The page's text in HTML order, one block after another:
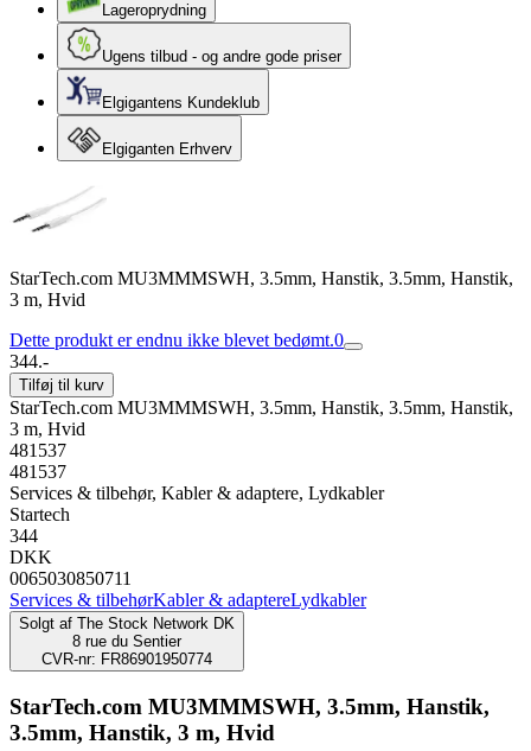
Lageroprydning
Ugens tilbud - og andre gode priser
Elgigantens Kundeklub
Elgiganten Erhverv
StarTech.com MU3MMMSWH, 3.5mm, Hanstik, 3.5mm, Hanstik,
3 m, Hvid
Dette produkt er endnu ikke blevet bedømt.0
344.-
Tilføj til kurv
StarTech.com MU3MMMSWH, 3.5mm, Hanstik, 3.5mm, Hanstik,
3 m, Hvid
481537
481537
Services & tilbehør, Kabler & adaptere, Lydkabler
Startech
344
DKK
0065030850711
Services & tilbehørKabler & adaptereLydkabler
Solgt af The Stock Network DK
8 rue du Sentier
CVR-nr: FR86901950774
StarTech.com MU3MMMSWH, 3.5mm, Hanstik,
3.5mm, Hanstik, 3 m, Hvid